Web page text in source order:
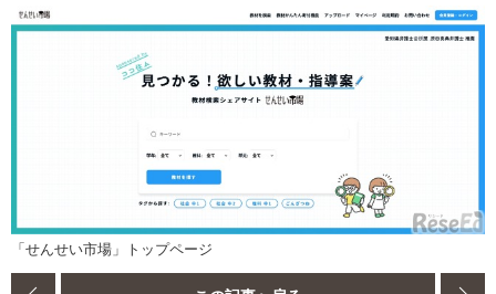
「せんせい市場」トップページ